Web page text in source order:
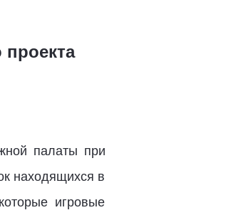
палаты при
находящихся в
игровые